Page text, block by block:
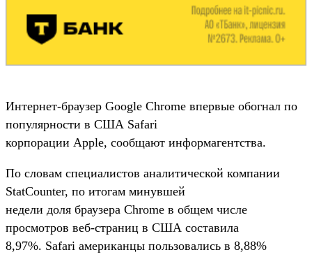
Интернет-браузер Google Chrome впервые обогнал по
популярности в США Safari
корпорации Apple, сообщают информагентства.
По словам специалистов аналитической компании
StatCounter, по итогам минувшей
недели доля браузера Chrome в общем числе
просмотров веб-страниц в США составила
8,97%. Safari американцы пользовались в 8,88%